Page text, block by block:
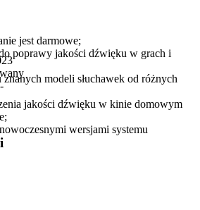
jest darmowe;
do poprawy jakości dźwięku w grach i
modeli słuchawek od różnych
jakości dźwięku w kinie domowym
wersjami systemu
-